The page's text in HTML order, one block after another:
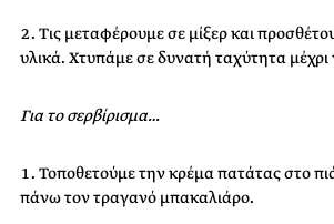
Τις μεταφέρουμε σε μίξερ και
υλικά. Χτυπάμε σε δυνατή ταχύτητα μέχρι
Για το σερβίρισμα…
Τοποθετούμε την κρέμα πατάτας στο
πάνω τον τραγανό μπακαλιάρο.